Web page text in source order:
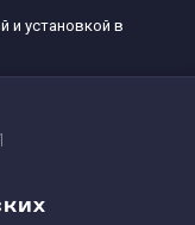
и установкой в